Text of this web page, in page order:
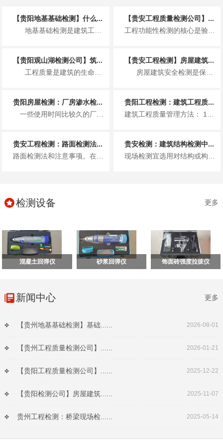
【贵阳地基基础检测】什么...
地基基础检测是建筑工程开工与施工过程中的关键技术环节，主要针对建筑物底部的地基...
【贵安工程质量检测公司】...
工程功能性检测的核心是验证建筑各系统是否满足设计使用要求，流程需按系统分类推进，且需遵循 “准备→检测→记录→评定→整改...
【贵阳观山湖检测公司】筑...
工程质量是建筑的生命线，而工程质量检测则是守护这条生命线的关键防线。从高楼大厦...
【贵安工程检测】房屋建筑...
房屋建筑安全检测是保障建筑使用寿命、防范安全事故的关键环节，其内容覆盖建筑从结...
贵阳房屋检测：厂房渗水检...
一些使用时间比较久的厂房容易出现漏水情况，尤其是钢结构多采用彩钢板，这种材料耐腐性较差，长期受风雨雪侵袭，容易生锈，在...
贵阳工程检测：建筑工程质...
建筑工程质量管理方法： 1、工程建设阶段的施工质量管理 这个过程中的质量管理包括：1）工序质量控制；2）质量...
贵安工程检测：路面检测法...
路面检测法和注意事项。在高速公路路面检测中，主要采用的无损检测技术包括图像技术、频谱分析技术、超声波无损检测技术和激光检...
贵安检测：建筑结构检测中...
现场检测宜选用对结构或构件无损伤的检测方法。当选用局部破损的取样检测方法或原位检测方法时，宜选择结构构件受力较小的部位，...
检测设备 更多
混凝土回弹仪 砂浆回弹仪 饰面砖强度拉拔仪
新闻中心 更多
【贵州地基基础检测】基础...... 2026-08-01
【贵州工程质量检测公司】...... 2026-01-21
【贵阳工程质量检测公司】...... 2025-12-22
【贵阳检测公司】房屋建筑...... 2025-11-07
贵州工程检测：桥梁现场检...... 2025-05-14